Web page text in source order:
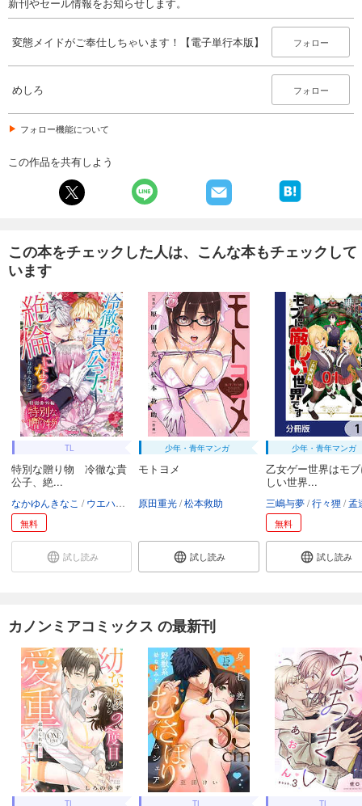
変態メイドがご奉仕しちゃいます！【電子単行本版】 フォロー
めしろ フォロー
フォロー機能について
この作品を共有しよう
この本をチェックした人は、こんな本もチェックして
います
TL
特別な贈り物 冷徹な貴
公子、絶...
なかゆんきなこ ウエハラ蜂
無料
試し読み
少年・青年マンガ
モトヨメ
原田重光 松本救助
試し読み
少年・青年マンガ
乙女ゲー世界はモ
しい世界...
三嶋与夢 行々狸 孟
無料
試し読み
カノンミアコミックス の最新刊
TL TL TL